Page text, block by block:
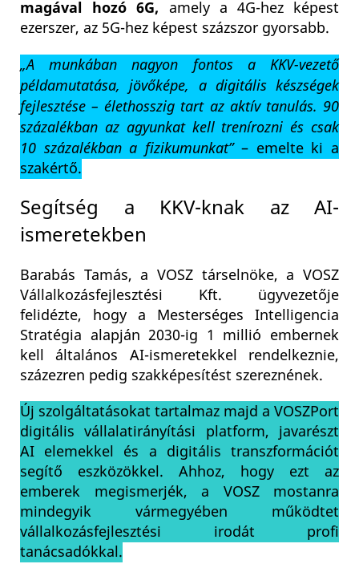
magával hozó 6G, amely a 4G-hez képest
ezerszer, az 5G-hez képest százszor gyorsabb.
„A munkában nagyon fontos a KKV-vezető
példamutatása, jövőképe, a digitális készségek
fejlesztése – élethosszig tart az aktív tanulás. 90
százalékban az agyunkat kell trenírozni és csak
10 százalékban a fizikumunkat”– emelte ki a
szakértő.
Segítség a KKV-knak az AI-
ismeretekben
Barabás Tamás, a VOSZ társelnöke, a VOSZ
Vállalkozásfejlesztési Kft. ügyvezetője
felidézte, hogy a Mesterséges Intelligencia
Stratégia alapján 2030-ig 1 millió embernek
kell általános AI-ismeretekkel rendelkeznie,
százezren pedig szakképesítést szereznének.
Új szolgáltatásokat tartalmaz majd a VOSZPort
digitális vállalatirányítási platform, javarészt
AI elemekkel és a digitális transzformációt
segítő eszközökkel. Ahhoz, hogy ezt az
emberek megismerjék, a VOSZ mostanra
mindegyik vármegyében működtet
vállalkozásfejlesztési irodát profi
tanácsadókkal.